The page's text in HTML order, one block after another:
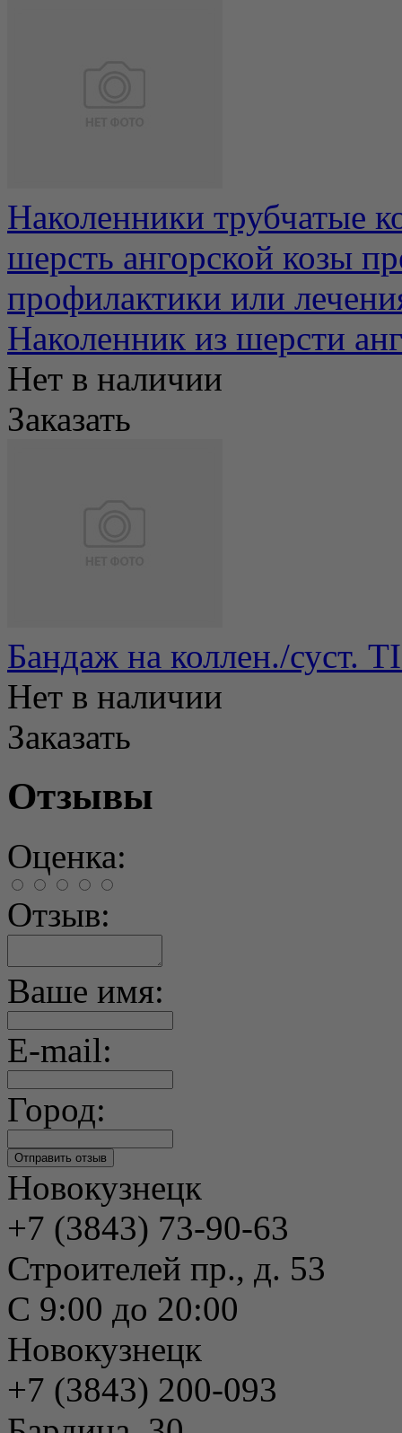
Наколенники трубчатые
шерсть ангорской козы
профилактики или
Наколенник из шерсти
Нет в наличии
Заказать
Бандаж на коллен./суст.
Нет в наличии
Заказать
Отзывы
Оценка:
Отзыв:
Ваше имя:
E-mail:
Город:
Новокузнецк
+7 (3843) 73-90-63
Строителей пр., д. 53
С 9:00 до 20:00
Новокузнецк
+7 (3843) 200-093